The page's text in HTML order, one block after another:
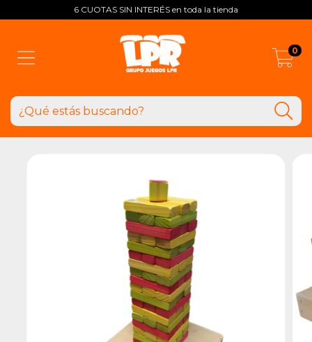
6 CUOTAS SIN INTERÉS en toda la tienda
0